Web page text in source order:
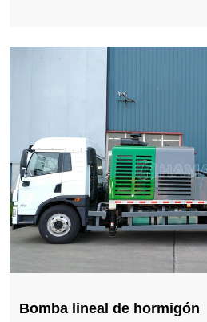
Bomba lineal de hormigón